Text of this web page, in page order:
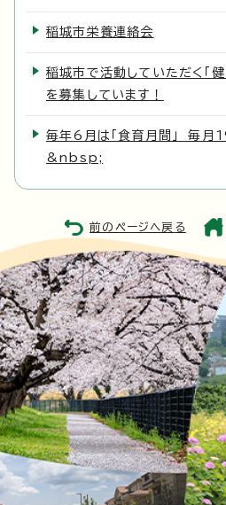
稲城市栄養連絡会
稲城市で活動していただく「
を募集しています！
毎年6月は「食育月間」 毎月
&nbsp;
前のページへ戻る